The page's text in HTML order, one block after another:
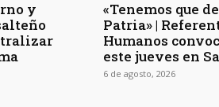
y
«Tenemos que
Patria» |
Humanos
este jueves en
6 de agosto, 2026